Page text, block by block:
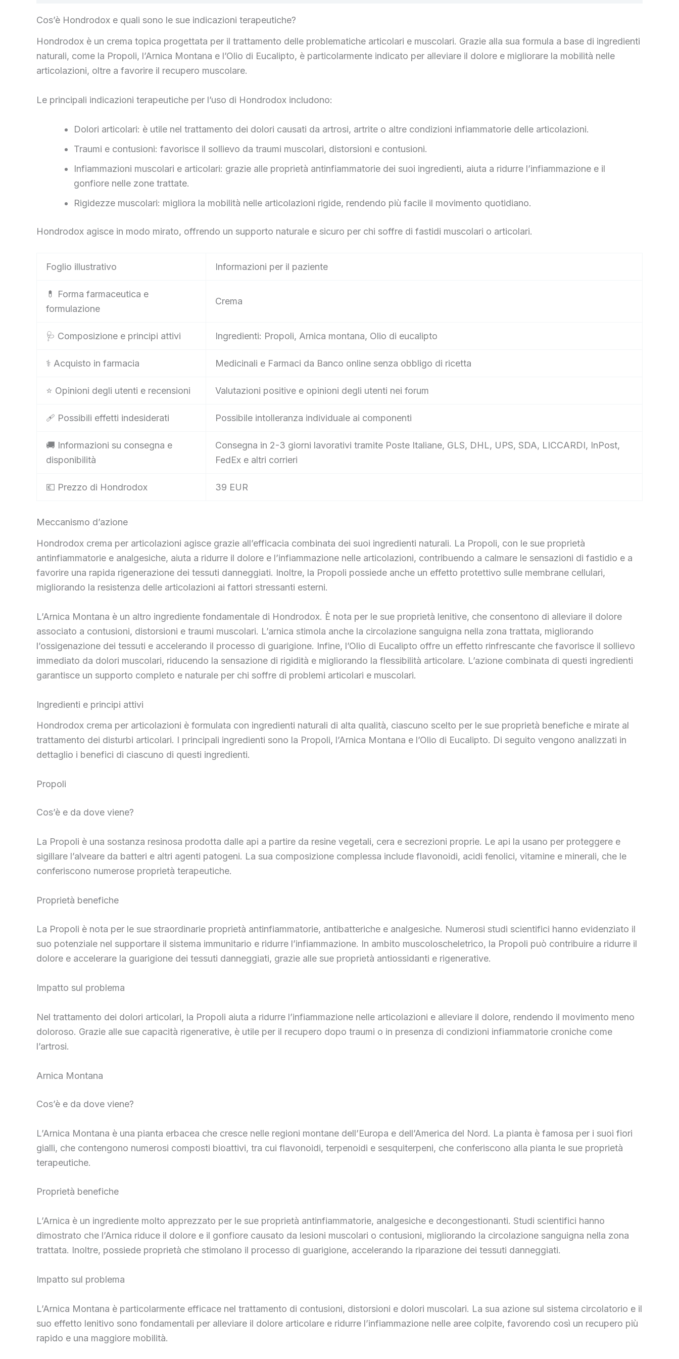
Cos’è Hondrodox e quali sono le sue indicazioni terapeutiche?
Hondrodox è un crema topica progettata per il trattamento delle problematiche articolari e muscolari. Grazie alla sua formula a base di ingredienti
naturali, come la Propoli, l’Arnica Montana e l’Olio di Eucalipto, è particolarmente indicato per alleviare il dolore e migliorare la mobilità nelle
articolazioni, oltre a favorire il recupero muscolare.
Le principali indicazioni terapeutiche per l’uso di Hondrodox includono:
Dolori articolari: è utile nel trattamento dei dolori causati da artrosi, artrite o altre condizioni infiammatorie delle articolazioni.
Traumi e contusioni: favorisce il sollievo da traumi muscolari, distorsioni e contusioni.
Infiammazioni muscolari e articolari: grazie alle proprietà antinfiammatorie dei suoi ingredienti, aiuta a ridurre l’infiammazione e il
gonfiore nelle zone trattate.
Rigidezze muscolari: migliora la mobilità nelle articolazioni rigide, rendendo più facile il movimento quotidiano.
Hondrodox agisce in modo mirato, offrendo un supporto naturale e sicuro per chi soffre di fastidi muscolari o articolari.
Foglio illustrativo Informazioni per il paziente
💊 Forma farmaceutica e
formulazione
Crema
🩺 Composizione e principi attivi Ingredienti: Propoli, Arnica montana, Olio di eucalipto
⚕️ Acquisto in farmacia Medicinali e Farmaci da Banco online senza obbligo di ricetta
⭐ Opinioni degli utenti e recensioni Valutazioni positive e opinioni degli utenti nei forum
🩹 Possibili effetti indesiderati Possibile intolleranza individuale ai componenti
🚚 Informazioni su consegna e
disponibilità
Consegna in 2-3 giorni lavorativi tramite Poste Italiane, GLS, DHL, UPS, SDA, LICCARDI, InPost,
FedEx e altri corrieri
💶 Prezzo di Hondrodox 39 EUR
Meccanismo d’azione
Hondrodox crema per articolazioni agisce grazie all’efficacia combinata dei suoi ingredienti naturali. La Propoli, con le sue proprietà
antinfiammatorie e analgesiche, aiuta a ridurre il dolore e l’infiammazione nelle articolazioni, contribuendo a calmare le sensazioni di fastidio e a
favorire una rapida rigenerazione dei tessuti danneggiati. Inoltre, la Propoli possiede anche un effetto protettivo sulle membrane cellulari,
migliorando la resistenza delle articolazioni ai fattori stressanti esterni.
L’Arnica Montana è un altro ingrediente fondamentale di Hondrodox. È nota per le sue proprietà lenitive, che consentono di alleviare il dolore
associato a contusioni, distorsioni e traumi muscolari. L’arnica stimola anche la circolazione sanguigna nella zona trattata, migliorando
l’ossigenazione dei tessuti e accelerando il processo di guarigione. Infine, l’Olio di Eucalipto offre un effetto rinfrescante che favorisce il sollievo
immediato da dolori muscolari, riducendo la sensazione di rigidità e migliorando la flessibilità articolare. L’azione combinata di questi ingredienti
garantisce un supporto completo e naturale per chi soffre di problemi articolari e muscolari.
Ingredienti e principi attivi
Hondrodox crema per articolazioni è formulata con ingredienti naturali di alta qualità, ciascuno scelto per le sue proprietà benefiche e mirate al
trattamento dei disturbi articolari. I principali ingredienti sono la Propoli, l’Arnica Montana e l’Olio di Eucalipto. Di seguito vengono analizzati in
dettaglio i benefici di ciascuno di questi ingredienti.
Propoli
Cos’è e da dove viene?
La Propoli è una sostanza resinosa prodotta dalle api a partire da resine vegetali, cera e secrezioni proprie. Le api la usano per proteggere e
sigillare l’alveare da batteri e altri agenti patogeni. La sua composizione complessa include flavonoidi, acidi fenolici, vitamine e minerali, che le
conferiscono numerose proprietà terapeutiche.
Proprietà benefiche
La Propoli è nota per le sue straordinarie proprietà antinfiammatorie, antibatteriche e analgesiche. Numerosi studi scientifici hanno evidenziato il
suo potenziale nel supportare il sistema immunitario e ridurre l’infiammazione. In ambito muscoloscheletrico, la Propoli può contribuire a ridurre il
dolore e accelerare la guarigione dei tessuti danneggiati, grazie alle sue proprietà antiossidanti e rigenerative.
Impatto sul problema
Nel trattamento dei dolori articolari, la Propoli aiuta a ridurre l’infiammazione nelle articolazioni e alleviare il dolore, rendendo il movimento meno
doloroso. Grazie alle sue capacità rigenerative, è utile per il recupero dopo traumi o in presenza di condizioni infiammatorie croniche come
l’artrosi.
Arnica Montana
Cos’è e da dove viene?
L’Arnica Montana è una pianta erbacea che cresce nelle regioni montane dell’Europa e dell’America del Nord. La pianta è famosa per i suoi fiori
gialli, che contengono numerosi composti bioattivi, tra cui flavonoidi, terpenoidi e sesquiterpeni, che conferiscono alla pianta le sue proprietà
terapeutiche.
Proprietà benefiche
L’Arnica è un ingrediente molto apprezzato per le sue proprietà antinfiammatorie, analgesiche e decongestionanti. Studi scientifici hanno
dimostrato che l’Arnica riduce il dolore e il gonfiore causato da lesioni muscolari o contusioni, migliorando la circolazione sanguigna nella zona
trattata. Inoltre, possiede proprietà che stimolano il processo di guarigione, accelerando la riparazione dei tessuti danneggiati.
Impatto sul problema
L’Arnica Montana è particolarmente efficace nel trattamento di contusioni, distorsioni e dolori muscolari. La sua azione sul sistema circolatorio e il
suo effetto lenitivo sono fondamentali per alleviare il dolore articolare e ridurre l’infiammazione nelle aree colpite, favorendo così un recupero più
rapido e una maggiore mobilità.